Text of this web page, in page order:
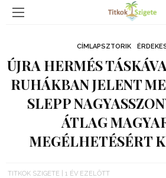
CÍMLAPSZTORIK
ÚJRA HERMÉS
RUHÁKBAN JELENT
SLEPP
ÁTLAG
MEGÉLHETÉSÉRT
TITKOK SZIGETE 1 ÉV EZELŐTT